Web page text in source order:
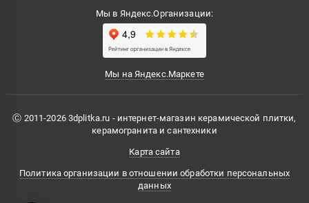
Мы в Яндекс.Организации:
Мы на Яндекс.Маркете
Ⓒ 2011-2026 3dplitka.ru - интернет-магазин керамической плитки,
керамогранита и сантехники
Карта сайта
Политика организации в отношении обработки персональных
данных